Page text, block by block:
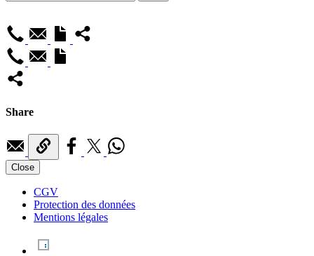
Share
Close
CGV
Protection des données
Mentions légales